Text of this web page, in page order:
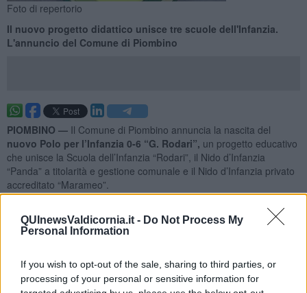
QUInewsValdicornia.it - Do Not Process My
Personal Information
If you wish to opt-out of the sale, sharing to third parties, or
processing of your personal or sensitive information for
Foto di repertorio
Il nuovo progetto didattico unisce tre scuole dell'Infanzia.
L'annuncio del Comune di Piombino
PIOMBINO — Il Comune di Piombino annuncia la nascita del
nuovo Polo per l’Infanzia 0-6 “G. Rodari”, un progetto educativo
che unisce la Scuola dell’Infanzia “Rodari”, il Nido d’Infanzia
“Panda” a titolarità e gestione comunale e il Nido d’Infanzia privato
accreditato “Marameo”.
Le tre realtà saranno, come si legge in una nota, impegnate nella
realizzazione di un progetto pedagogico condiviso, finalizzato a
garantire unpercorso educativo coerente e di qualità per tutte